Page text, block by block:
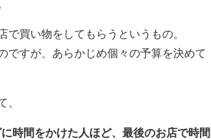
買い物をしてもらうというもの。
ですが、あらかじめ個々の予算を決めて
時間をかけた人ほど、最後のお店で時間